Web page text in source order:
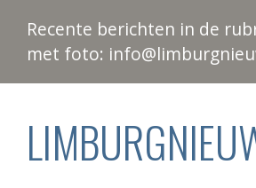
Recente berichten in de
met foto: